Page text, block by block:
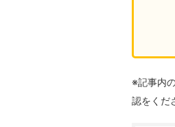
※記事内
認をくだ